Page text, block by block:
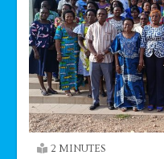
2 MINUTES